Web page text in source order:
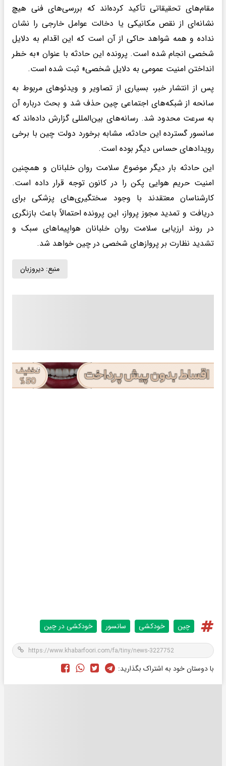
مقام‌های تحقیقاتی تأکید کرده‌اند که بررسی‌های فنی هیچ
نشانه‌ای از نقص مکانیکی یا دخالت عوامل خارجی را نشان
نداده و همه شواهد حاکی از آن است که این اقدام به دلایل
شخصی انجام شده است. پرونده این حادثه با عنوان «به خطر
انداختن امنیت عمومی به دلایل شخصی» ثبت شده است.
پس از انتشار خبر، بسیاری از تصاویر و ویدئوهای مربوط به
سانحه از شبکه‌های اجتماعی چین حذف شد و بحث درباره آن
به سرعت محدود شد. رسانه‌های بین‌المللی گزارش داده‌اند که
سانسور گسترده این حادثه، مشابه برخورد دولت چین با برخی
رویدادهای حساس دیگر بوده است.
این حادثه بار دیگر موضوع سلامت روان خلبانان و همچنین
امنیت حریم هوایی پکن را در کانون توجه قرار داده است.
کارشناسان معتقدند با وجود سختگیری‌های پزشکی برای
دریافت و تمدید مجوز پرواز، این پرونده احتمالاً باعث بازنگری
در روند ارزیابی سلامت روان خلبانان هواپیماهای سبک و
تشدید نظارت بر پروازهای شخصی در چین خواهد شد.
منبع: دیروزبان
چین خودکشی سانسور خودکشی در چین
با دوستان خود به اشتراک بگذارید: